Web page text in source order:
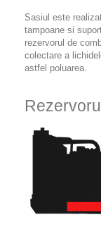
Sasiul este
tampoane si
rezervorul de
colectare a
astfel poluarea.